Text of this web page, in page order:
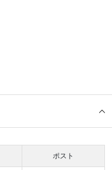
ポスト